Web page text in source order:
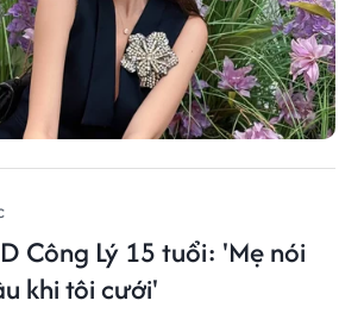
Công Lý 15 tuổi: 'Mẹ nói
khi tôi cưới'